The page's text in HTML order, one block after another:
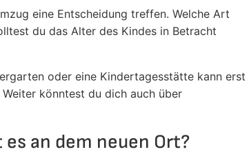
eine Entscheidung treffen. Welche Art
du das Alter des Kindes in Betracht
oder eine Kindertagesstätte kann erst
könntest du dich auch über
an dem neuen Ort?